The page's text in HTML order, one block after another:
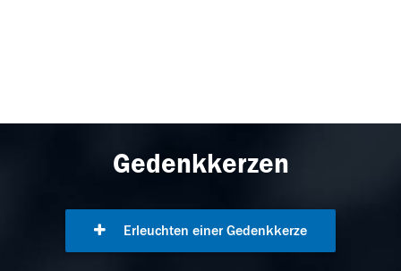
Gedenkkerzen
Erleuchten einer Gedenkkerze